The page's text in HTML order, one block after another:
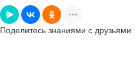
Поделитесь знаниями с друзьями